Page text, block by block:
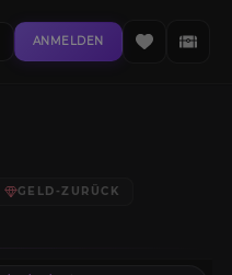
ANMELDEN
GELD-ZURÜCK